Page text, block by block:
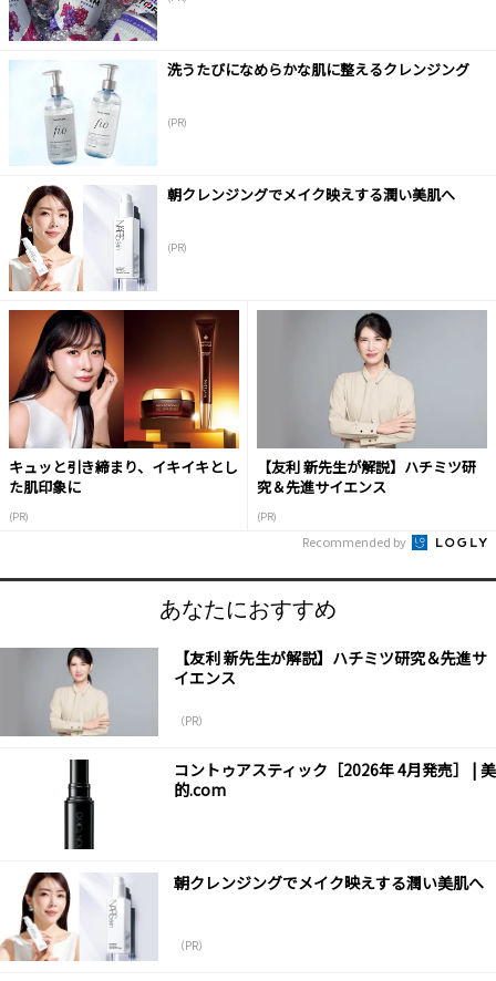
洗うたびになめらかな肌に整えるクレンジング
(PR)
朝クレンジングでメイク映えする潤い美肌へ
(PR)
キュッと引き締まり、イキイキとし
た肌印象に
(PR)
【友利 新先生が解説】ハチミツ研
究＆先進サイエンス
(PR)
Recommended by
あなたにおすすめ
【友利 新先生が解説】ハチミツ研究＆先進サ
イエンス
（PR）
コントゥアスティック［2026年 4月発売］ | 美
的.com
朝クレンジングでメイク映えする潤い美肌へ
（PR）